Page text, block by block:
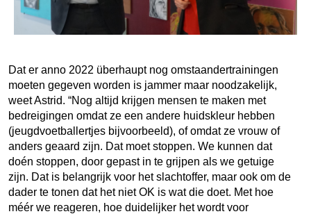
Dat er anno 2022 überhaupt nog omstaandertrainingen
moeten gegeven worden is jammer maar noodzakelijk,
weet Astrid. “Nog altijd krijgen mensen te maken met
bedreigingen omdat ze een andere huidskleur hebben
(jeugdvoetballertjes bijvoorbeeld), of omdat ze vrouw of
anders geaard zijn. Dat moet stoppen. We kunnen dat
doén stoppen, door gepast in te grijpen als we getuige
zijn. Dat is belangrijk voor het slachtoffer, maar ook om de
dader te tonen dat het niet OK is wat die doet. Met hoe
méér we reageren, hoe duidelijker het wordt voor